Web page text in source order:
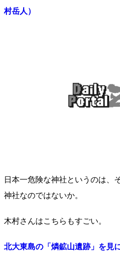
村岳人）
日本一危険な神社というのは、
神社なのではないか。
木村さんはこちらもすごい。
北大東島の「燐鉱山遺跡」を見